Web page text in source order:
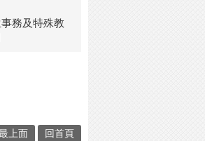
務及特殊教
上面 回首頁